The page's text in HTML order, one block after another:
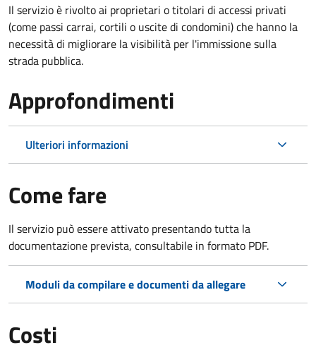
Il servizio è rivolto ai proprietari o titolari di accessi privati
(come passi carrai, cortili o uscite di condomini) che hanno la
necessità di migliorare la visibilità per l'immissione sulla
strada pubblica.
Approfondimenti
Ulteriori informazioni
Come fare
Il servizio può essere attivato presentando tutta la
documentazione prevista, consultabile in formato PDF.
Moduli da compilare e documenti da allegare
Costi